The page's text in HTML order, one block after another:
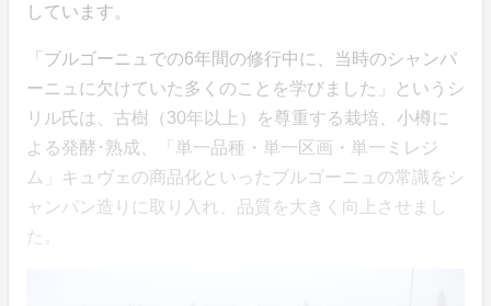
しています。
「ブルゴーニュでの6年間の修行中に、当時のシャンパ
ーニュに欠けていた多くのことを学びました」というシ
リル氏は、古樹（30年以上）を尊重する栽培、小樽に
よる発酵･熟成、「単一品種・単一区画・単一ミレジ
ム」キュヴェの商品化といったブルゴーニュの常識をシ
ャンパン造りに取り入れ、品質を大きく向上させまし
た。